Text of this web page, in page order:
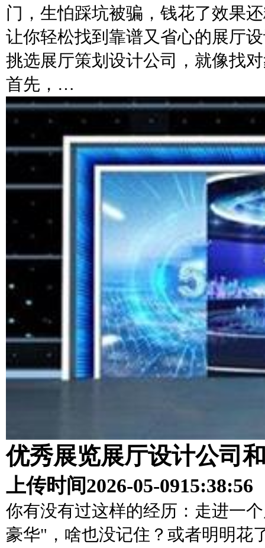
门，生怕踩坑被骗，钱花了效果
让你轻松找到靠谱又省心的展厅
挑选展厅策划设计公司，就像找
首先，…
优秀展览展厅设计公司
上传时间2026-05-0915:38:56
你有没有过这样的经历：走进一
豪华"，啥也没记住？或者明明花